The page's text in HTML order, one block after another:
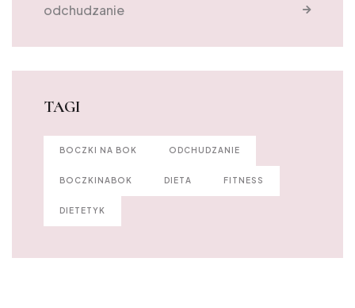
odchudzanie
TAGI
BOCZKI NA BOK ODCHUDZANIE
BOCZKINABOK DIETA FITNESS
DIETETYK